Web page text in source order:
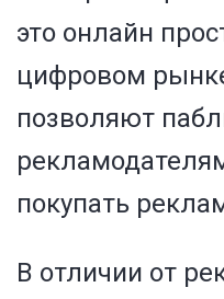
это онлайн
цифровом
позволяют
покупать
В отличии от